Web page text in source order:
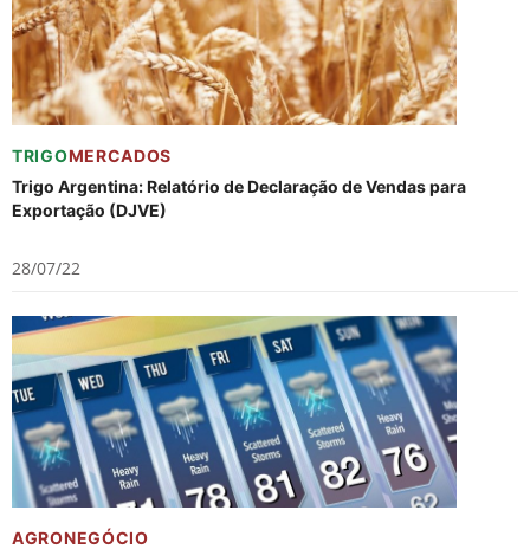
TRIGOMERCADOS
Trigo Argentina: Relatório de Declaração de Vendas para
Exportação (DJVE)
28/07/22
AGRONEGÓCIO